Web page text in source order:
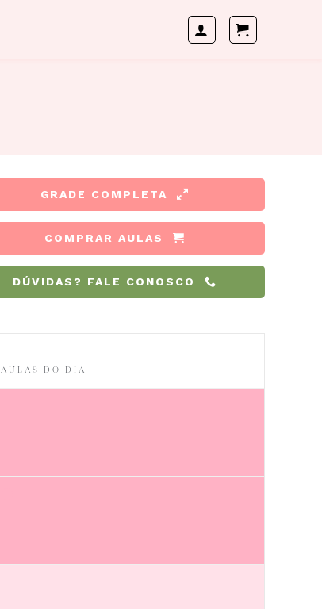
GRADE COMPLETA
COMPRAR AULAS
DÚVIDAS? FALE CONOSCO
AULAS DO DIA